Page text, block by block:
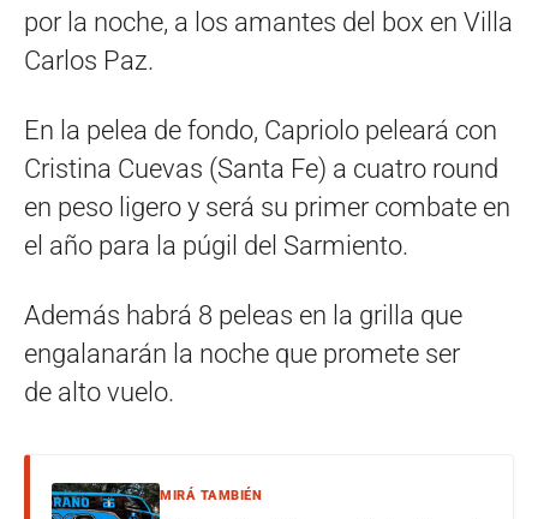
por la noche, a los amantes del box en Villa
Carlos Paz.
En la pelea de fondo, Capriolo peleará con
Cristina Cuevas (Santa Fe) a cuatro round
en peso ligero y será su primer combate en
el año para la púgil del Sarmiento.
Además habrá 8 peleas en la grilla que
engalanarán la noche que promete ser
de alto vuelo.
MIRÁ TAMBIÉN